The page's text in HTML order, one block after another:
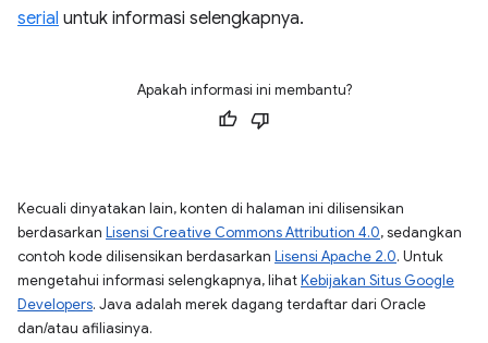
serial untuk informasi selengkapnya.
Apakah informasi ini membantu?
Kecuali dinyatakan lain, konten di halaman ini dilisensikan
berdasarkan Lisensi Creative Commons Attribution 4.0, sedangkan
contoh kode dilisensikan berdasarkan Lisensi Apache 2.0. Untuk
mengetahui informasi selengkapnya, lihatKebijakan Situs Google
Developers. Java adalah merek dagang terdaftar dari Oracle
dan/atau afiliasinya.